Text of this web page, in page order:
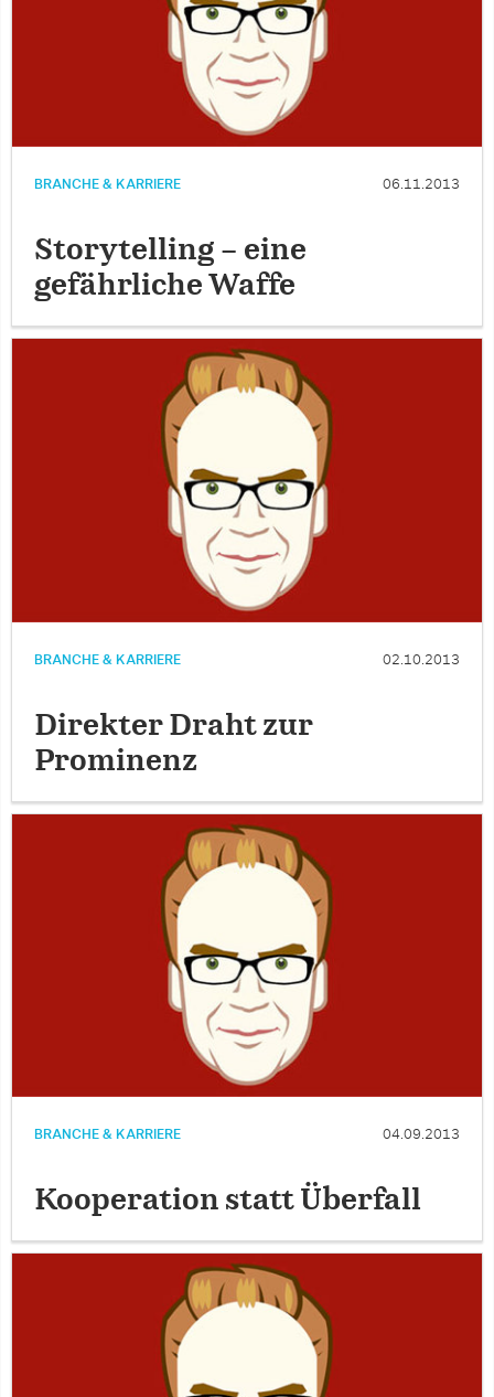
BRANCHE & KARRIERE 06.11.2013
Storytelling – eine
gefährliche Waffe
BRANCHE & KARRIERE 02.10.2013
Direkter Draht zur
Prominenz
BRANCHE & KARRIERE 04.09.2013
Kooperation statt Überfall